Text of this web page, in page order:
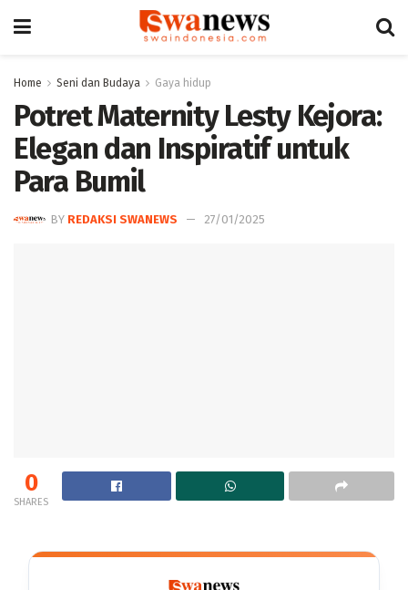
Home Seni dan Budaya Gaya hidup
Potret Maternity Lesty Kejora:
Elegan dan Inspiratif untuk
Para Bumil
BY REDAKSI SWANEWS 27/01/2025
0
SHARES